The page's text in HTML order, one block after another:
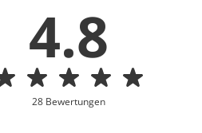
4.8
28 Bewertungen